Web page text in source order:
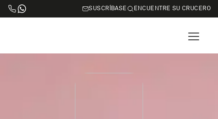
SUSCRÍBASE ENCUENTRE SU CRUCERO